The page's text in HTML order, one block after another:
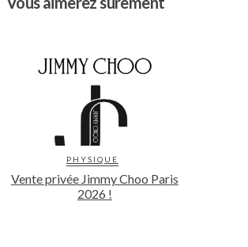
PHYSIQUE
Vente privée Jimmy Choo Paris
2026 !